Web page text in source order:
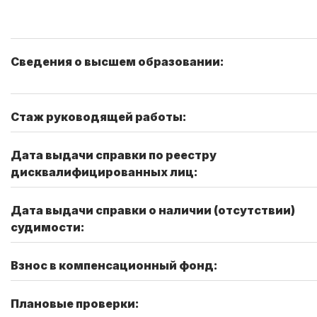
Сведения о высшем образовании:
Стаж руководящей работы:
Дата выдачи справки по реестру
дисквалифицированных лиц:
Дата выдачи справки о наличии (отсутствии)
судимости:
Взнос в компенсационный фонд:
Плановые проверки: